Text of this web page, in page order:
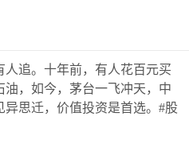
追。十年前，有人花百元买
，如今，茅台一飞冲天，中
思迁，价值投资是首选。#股